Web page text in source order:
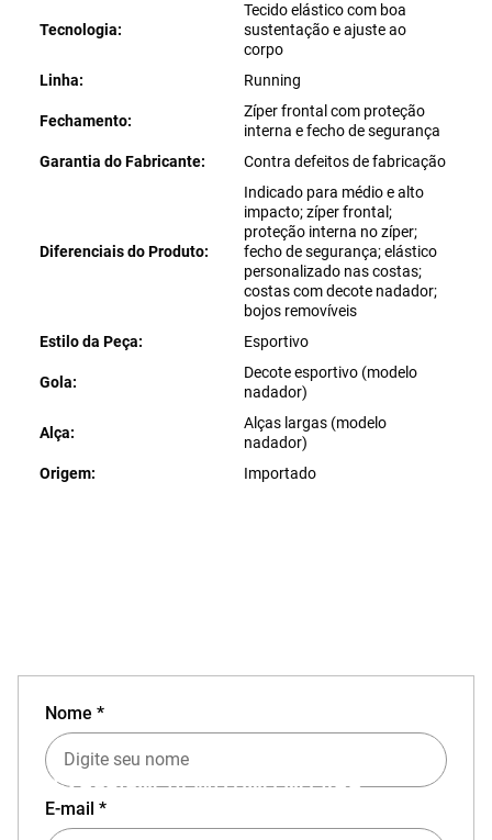
Tecnologia
Tecido elástico com boa
sustentação e ajuste ao
corpo
Linha
Running
Fechamento
Zíper frontal com proteção
interna e fecho de segurança
Garantia do Fabricante
Contra defeitos de fabricação
Diferenciais do Produto
Indicado para médio e alto
impacto; zíper frontal;
proteção interna no zíper;
fecho de segurança; elástico
personalizado nas costas;
costas com decote nadador;
bojos removíveis
Estilo da Peça
Esportivo
Gola
Decote esportivo (modelo
nadador)
Alça
Alças largas (modelo
nadador)
Origem
Importado
EXPERIÊNCIA MIZUNO NO APP
Nome *
E-mail *